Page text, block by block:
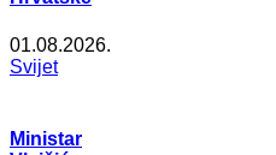
01.08.2026.
Svijet
Ministar